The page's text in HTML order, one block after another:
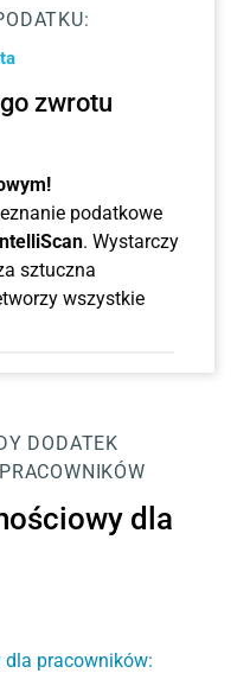
zwrotu
podatkowe
. Wystarczy
sztuczna
wszystkie
DODATEK
dla
dla pracowników: